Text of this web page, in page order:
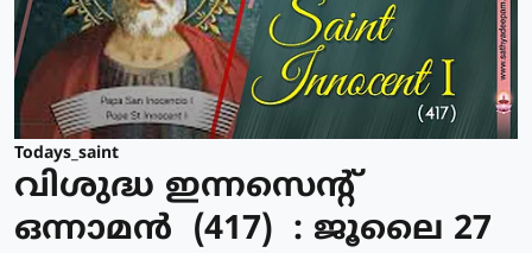
Todays_saint
വിശുദ്ധ ഇന്നസെന്റ്
ഒന്നാമന്‍ (417) : ജൂലൈ 27